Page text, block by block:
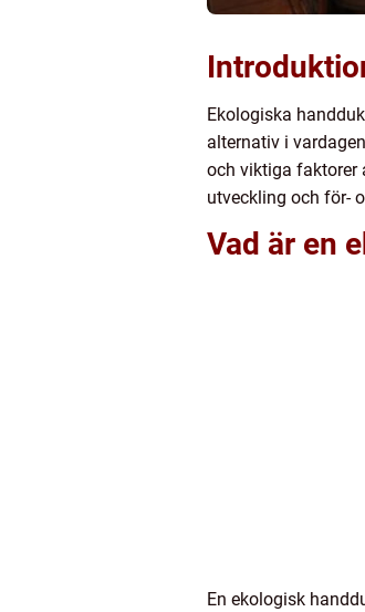
Ekologiska
alternativ i
och viktiga faktorer
utveckling och för-
Vad är en
En ekologisk